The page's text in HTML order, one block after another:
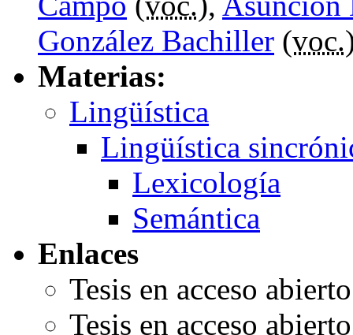
González Bachiller (voc.
Materias:
Lingüística
Lingüística
Lexicología
Semántica
Enlaces
Tesis en acceso
Tesis en acceso